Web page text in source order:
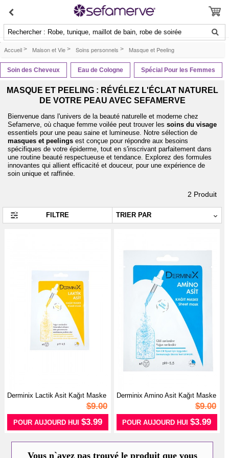
Rechercher : Robe, tunique, maillot de bain, robe de soirée
Accueil > Maison et Vie > Soins personnels > Masque et Peeling
Soin des Cheveux Eau de Cologne Spécial Pour les Femmes
MASQUE ET PEELING : RÉVÉLEZ L'ÉCLAT NATUREL
DE VOTRE PEAU AVEC SEFAMERVE
Bienvenue dans l'univers de la beauté naturelle et moderne chez
Sefamerve, où chaque femme voilée peut trouver les soins du visage
essentiels pour une peau saine et lumineuse. Notre sélection de
masques et peelings est conçue pour répondre aux besoins
spécifiques de votre épiderme, tout en s'inscrivant parfaitement dans
une routine beauté respectueuse et tendance. Explorez des formules
innovantes qui allient efficacité et douceur, pour une expérience de
soin unique et raffinée.
2 Produit
FILTRE
Derminix Lactik Asit Kağıt Maske
$9.00
POUR AUJOURD HUI $3.99
Derminix Amino Asit Kağıt Maske
$9.00
POUR AUJOURD HUI$3.99
Vous n`avez pas trouvé le produit que vous